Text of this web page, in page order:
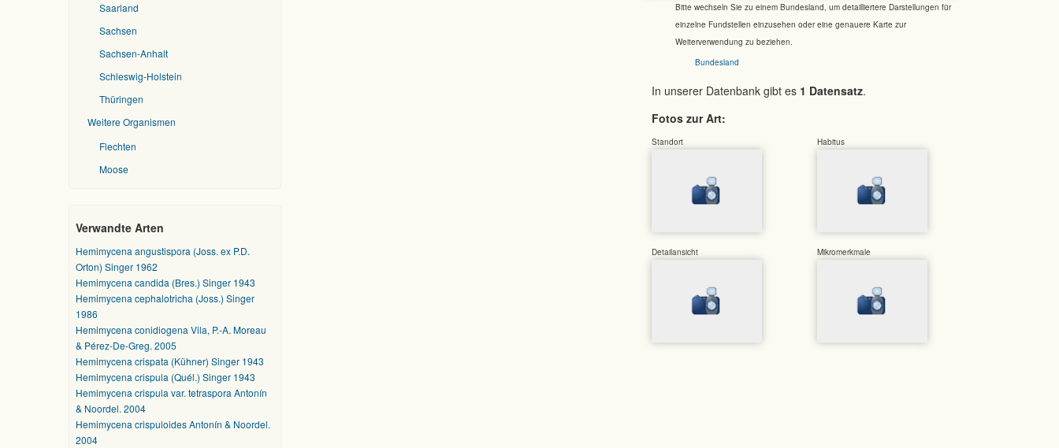
Saarland
Sachsen
Sachsen-Anhalt
Schleswig-Holstein
Thüringen
Weitere Organismen
Flechten
Moose
Verwandte Arten
Hemimycena angustispora (Joss. ex P.D.
Orton) Singer 1962
Hemimycena candida (Bres.) Singer 1943
Hemimycena cephalotricha (Joss.) Singer
1986
Hemimycena conidiogena Vila, P.-A. Moreau
& Pérez-De-Greg. 2005
Hemimycena crispata (Kühner) Singer 1943
Hemimycena crispula (Quél.) Singer 1943
Hemimycena crispula var. tetraspora Antonín
& Noordel. 2004
Hemimycena crispuloides Antonín & Noordel.
2004
Bitte wechseln Sie zu einem Bundesland, um detailliertere Darstellungen für
einzelne Fundstellen einzusehen oder eine genauere Karte zur
Weiterverwendung zu beziehen.
Bundesland
In unserer Datenbank gibt es 1 Datensatz.
Fotos zur Art:
Standort Habitus
Detailansicht Mikromerkmale